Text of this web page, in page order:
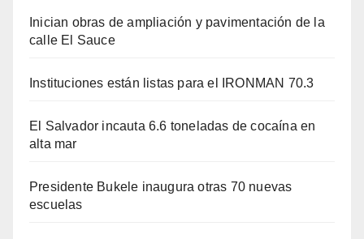
Inician obras de ampliación y pavimentación de la
calle El Sauce
Instituciones están listas para el IRONMAN 70.3
El Salvador incauta 6.6 toneladas de cocaína en
alta mar
Presidente Bukele inaugura otras 70 nuevas
escuelas